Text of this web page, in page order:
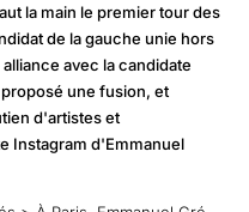
la main le premier tour des
de la gauche unie hors
avec la candidate
une fusion, et
d'artistes et
Instagram d'Emmanuel